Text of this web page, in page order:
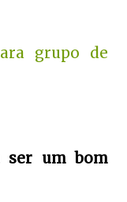
grupo de
ser um bom